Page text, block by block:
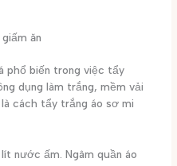
ăn
phổ biến trong việc tẩy
dụng làm trắng, mềm vải
cách tẩy trắng áo sơ mi
nước ấm. Ngâm quần áo